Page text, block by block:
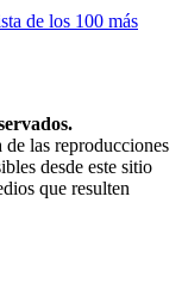
de los 100 más
las reproducciones
desde este sitio
que resulten